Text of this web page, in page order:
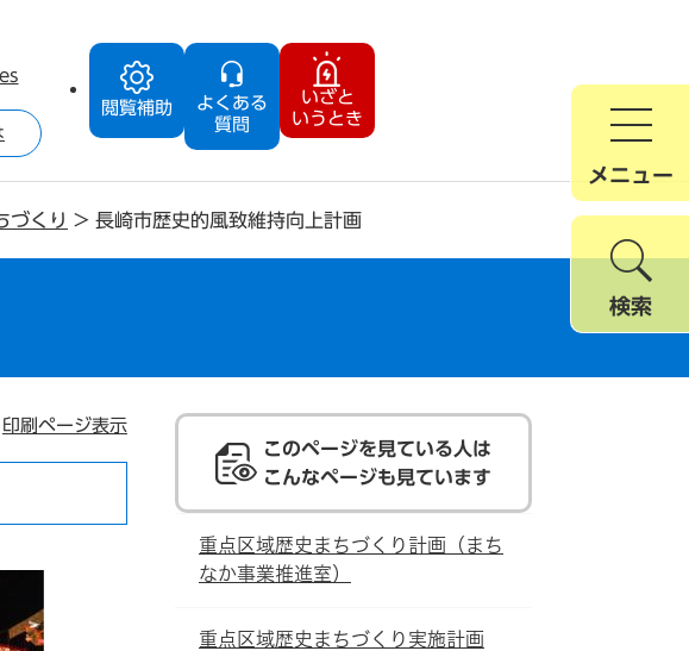
閲覧補助
よくある
質問
いざと
いうとき
メニュー
検索
づくり > 長崎市歴史的風致維持向上計画
印刷ページ表示
このページを見ている人は
こんなページも見ています
重点区域歴史まちづくり計画（まち
なか事業推進室）
重点区域歴史まちづくり実施計画